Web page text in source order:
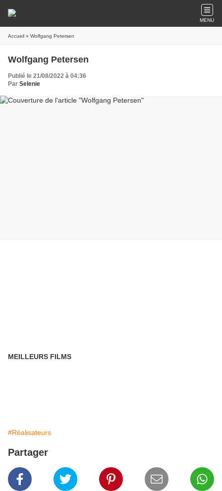
MENU
Accueil » Wolfgang Petersen
Wolfgang Petersen
Publié le 21/08/2022 à 04:36
Par Selenie
MEILLEURS FILMS
#Réalisateurs
Partager